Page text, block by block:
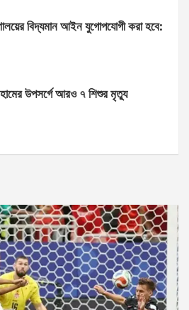
বিদ্যমান আইন যুগোপযোগী করা হবে:
উপসর্গে আরও ৭ শিশুর মৃত্যু